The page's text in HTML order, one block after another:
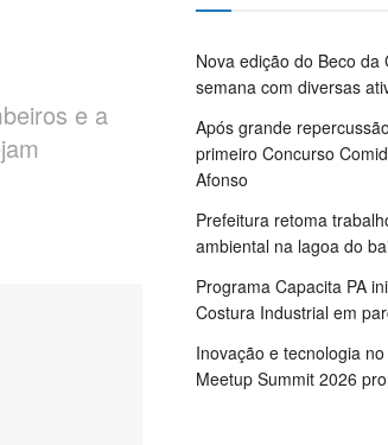
e a
Nova edição do Beco
semana com diversas
Após grande
primeiro Concurso
Afonso
Prefeitura retoma
ambiental na lagoa do
Programa Capacita PA
Costura Industrial em
Inovação e tecnologia
Meetup Summit 2026